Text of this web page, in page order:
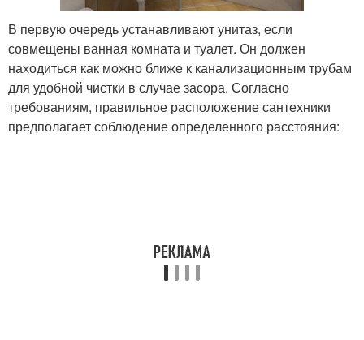
В первую очередь устанавливают унитаз, если
совмещены ванная комната и туалет. Он должен
находиться как можно ближе к канализационным трубам
для удобной чистки в случае засора. Согласно
требованиям, правильное расположение сантехники
предполагает соблюдение определенного расстояния: